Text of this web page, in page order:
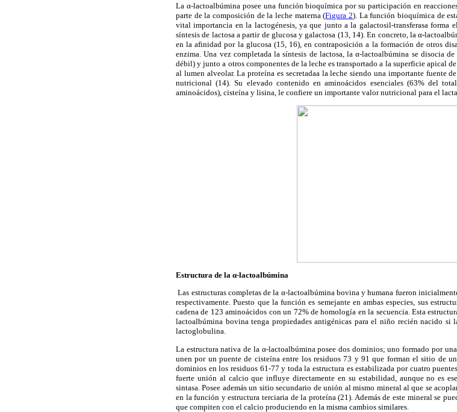
La α-lactoalbúmina posee una función bioquímica por su participación en
parte de la composición de la leche materna (Figura 2). La función bioquímica de
vital importancia en la lactogénesis, ya que junto a la galactosil-transferasa forma
síntesis de lactosa a partir de glucosa y galactosa (13, 14). En concreto, la α-
en la afinidad por la glucosa (15, 16), en contraposición a la formación de otros
enzima. Una vez completada la síntesis de lactosa, la α-lactoalbúmina se disocia
débil) y junto a otros componentes de la leche es transportado a la superficie apical
al lumen alveolar. La proteína es secretadaa la leche siendo una importante fuente
nutricional (14). Su elevado contenido en aminoácidos esenciales (63% del
aminoácidos), cisteína y lisina, le confiere un importante valor nutricional para el
Estructura de la α-lactoalbúmina
Las estructuras completas de la α-lactoalbúmina bovina y humana fueron
respectivamente. Puesto que la función es semejante en ambas especies, sus
cadena de 123 aminoácidos con un 72% de homología en la secuencia. Esta
lactoalbúmina bovina tenga propiedades antigénicas para el niño recién nacido si
lactoglobulina.
La estructura nativa de la α-lactoalbúmina posee dos dominios; uno formado por
unen por un puente de cisteína entre los residuos 73 y 91 que forman el sitio de
dominios en los residuos 61-77 y toda la estructura es estabilizada por cuatro
fuerte unión al calcio que influye directamente en su estabilidad, aunque no es
sintasa. Posee además un sitio secundario de unión al mismo mineral al que se
en la función y estructura terciaria de la proteína (21). Además de este mineral se
que compiten con el calcio produciendo en la misma cambios similares.